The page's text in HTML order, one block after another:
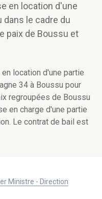
en location d'une
dans le cadre du
paix de Boussu et
location d'une partie
34 à Boussu pour
regroupées de Boussu
en charge d'une partie
Le contrat de bail est
Ministre - Direction